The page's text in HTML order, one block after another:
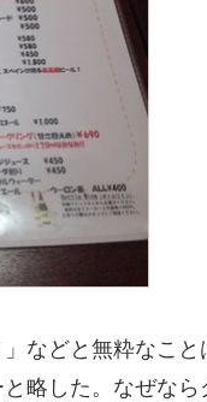
などと無粋なこ
略した。なぜな